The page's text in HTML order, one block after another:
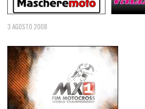
3 AGOSTO 2008